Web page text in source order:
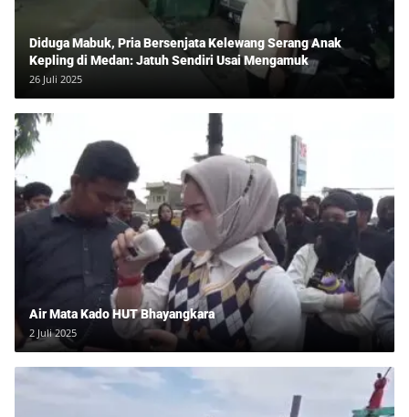
Diduga Mabuk, Pria Bersenjata Kelewang Serang Anak
Kepling di Medan: Jatuh Sendiri Usai Mengamuk
26 Juli 2025
Air Mata Kado HUT Bhayangkara
2 Juli 2025